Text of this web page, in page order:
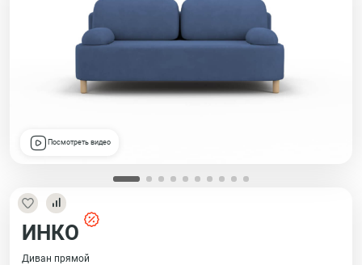
ИНКО
Диван прямой
Посмотреть видео